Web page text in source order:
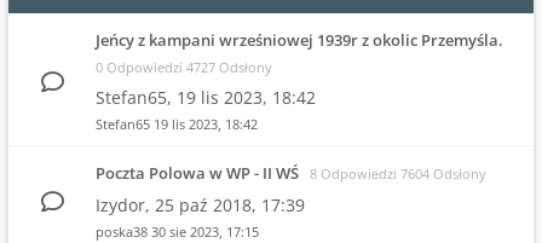
Jeńcy z kampani wrześniowej 1939r z okolic Przemyśla.
0 Odpowiedzi 4727 Odsłony
Stefan65, 19 lis 2023, 18:42
Stefan65 19 lis 2023, 18:42
Poczta Polowa w WP - II WŚ 8 Odpowiedzi 7604 Odsłony
Izydor, 25 paź 2018, 17:39
poska38 30 sie 2023, 17:15